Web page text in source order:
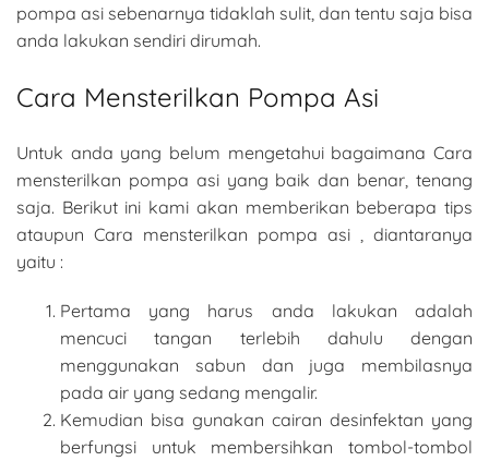
pompa asi sebenarnya tidaklah sulit, dan tentu saja bisa
anda lakukan sendiri dirumah.
Cara Mensterilkan Pompa Asi
Untuk anda yang belum mengetahui bagaimana Cara
mensterilkan pompa asi yang baik dan benar, tenang
saja. Berikut ini kami akan memberikan beberapa tips
ataupun Cara mensterilkan pompa asi , diantaranya
yaitu :
Pertama yang harus anda lakukan adalah
mencuci tangan terlebih dahulu dengan
menggunakan sabun dan juga membilasnya
pada air yang sedang mengalir.
Kemudian bisa gunakan cairan desinfektan yang
berfungsi untuk membersihkan tombol-tombol